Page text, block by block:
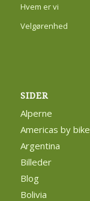
Hvem er vi
Velgørenhed
SIDER
Alperne
Americas by bike
Argentina
Billeder
Blog
Bolivia